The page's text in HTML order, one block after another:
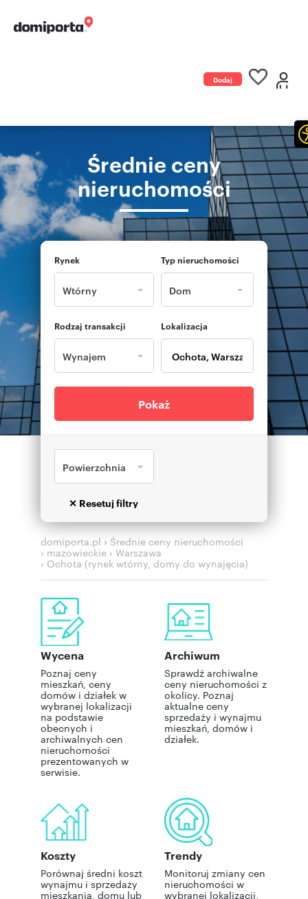
Dodaj
Średnie ceny
nieruchomości
Rynek
Wtórny
Typ nieruchomości
Dom
Rodzaj transakcji
Wynajem
Lokalizacja
Pokaż
Powierzchnia
domiporta.pl › Średnie ceny nieruchomości
› mazowieckie › Warszawa
› Ochota (rynek wtórny, domy do wynajęcia)
Wycena
Poznaj ceny
mieszkań, ceny
domów i działek w
wybranej lokalizacji
na podstawie
obecnych i
archiwalnych cen
nieruchomości
prezentowanych w
serwisie.
Archiwum
Sprawdź archiwalne
ceny nieruchomości z
okolicy. Poznaj
aktualne ceny
sprzedaży i wynajmu
mieszkań, domów i
działek.
Koszty
Porównaj średni koszt
wynajmu i sprzedaży
mieszkania, domu lub
Trendy
Monitoruj zmiany cen
nieruchomości w
wybranej lokalizacji,